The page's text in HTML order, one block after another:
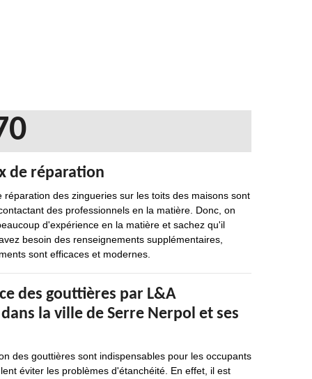
de réparation
des zingueries sur les toits des maisons sont
des professionnels en la matière. Donc, on
d'expérience en la matière et sachez qu'il
besoin des renseignements supplémentaires,
sont efficaces et modernes.
des gouttières par L&A
la ville de Serre Nerpol et ses
des gouttières sont indispensables pour les occupants
éviter les problèmes d'étanchéité. En effet, il est